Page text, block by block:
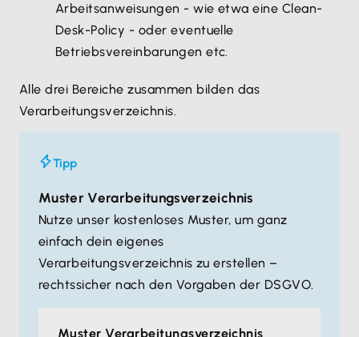
Arbeitsanweisungen - wie etwa eine Clean-
Desk-Policy - oder eventuelle
Betriebsvereinbarungen etc.
Alle drei Bereiche zusammen bilden das
Verarbeitungsverzeichnis.
Tipp
Muster Verarbeitungsverzeichnis
Nutze unser kostenloses Muster, um ganz
einfach dein eigenes
Verarbeitungsverzeichnis zu erstellen –
rechtssicher nach den Vorgaben der DSGVO.
Muster Verarbeitungsverzeichnis